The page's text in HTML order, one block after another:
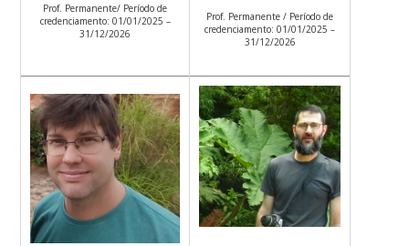
Prof. Permanente/ Período de
credenciamento: 01/01/2025 –
31/12/2026
Prof. Permanente / Período de
credenciamento: 01/01/2025 –
31/12/2026